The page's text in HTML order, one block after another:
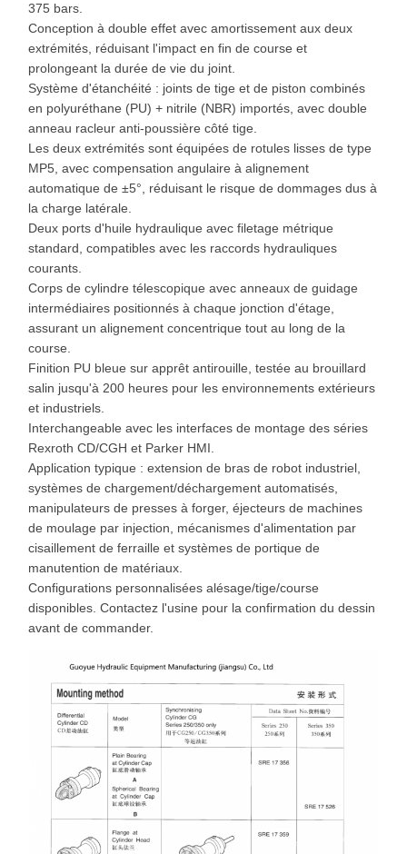
375 bars.
Conception à double effet avec amortissement aux deux
extrémités, réduisant l'impact en fin de course et
prolongeant la durée de vie du joint.
Système d'étanchéité : joints de tige et de piston combinés
en polyuréthane (PU) + nitrile (NBR) importés, avec double
anneau racleur anti-poussière côté tige.
Les deux extrémités sont équipées de rotules lisses de type
MP5, avec compensation angulaire à alignement
automatique de ±5°, réduisant le risque de dommages dus à
la charge latérale.
Deux ports d'huile hydraulique avec filetage métrique
standard, compatibles avec les raccords hydrauliques
courants.
Corps de cylindre télescopique avec anneaux de guidage
intermédiaires positionnés à chaque jonction d'étage,
assurant un alignement concentrique tout au long de la
course.
Finition PU bleue sur apprêt antirouille, testée au brouillard
salin jusqu'à 200 heures pour les environnements extérieurs
et industriels.
Interchangeable avec les interfaces de montage des séries
Rexroth CD/CGH et Parker HMI.
Application typique : extension de bras de robot industriel,
systèmes de chargement/déchargement automatisés,
manipulateurs de presses à forger, éjecteurs de machines
de moulage par injection, mécanismes d'alimentation par
cisaillement de ferraille et systèmes de portique de
manutention de matériaux.
Configurations personnalisées alésage/tige/course
disponibles. Contactez l'usine pour la confirmation du dessin
avant de commander.